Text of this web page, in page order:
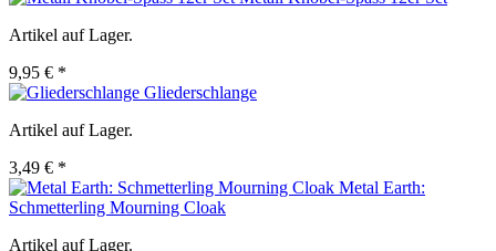
Artikel auf Lager.
9,95 € *
Gliederschlange
Artikel auf Lager.
3,49 € *
Metal Earth:
Schmetterling Mourning Cloak
Artikel auf Lager.